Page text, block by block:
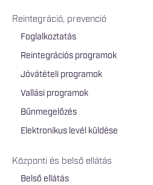
Reintegráció, prevenció
Foglalkoztatás
Reintegrációs programok
Jóvátételi programok
Vallási programok
Bűnmegelőzés
Elektronikus levél küldése
Központi és belső ellátás
Belső ellátás